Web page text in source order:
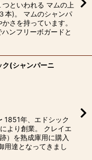
といわれる マムの上
本)。 マムのシャンパ
さを持っています。
ンフリーボガードと
ク(シャンパーニ
1851年、エドシック
より創業。 クレイエ
）を熟成庫用に購入
用達となってきまし